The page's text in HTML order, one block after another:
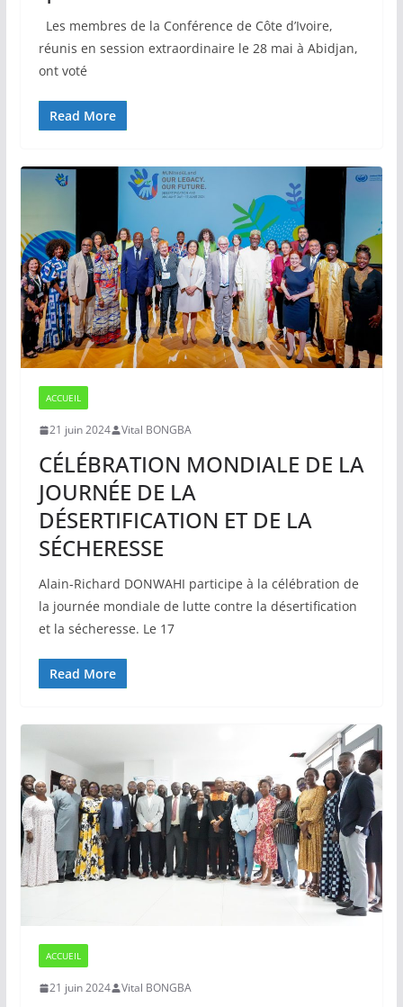
Les membres de la Conférence de Côte d’Ivoire,
réunis en session extraordinaire le 28 mai à Abidjan,
ont voté
Read More
ACCUEIL
21 juin 2024 Vital BONGBA
CÉLÉBRATION MONDIALE DE LA
JOURNÉE DE LA
DÉSERTIFICATION ET DE LA
SÉCHERESSE
Alain-Richard DONWAHI participe à la célébration de
la journée mondiale de lutte contre la désertification
et la sécheresse. Le 17
Read More
ACCUEIL
21 juin 2024 Vital BONGBA